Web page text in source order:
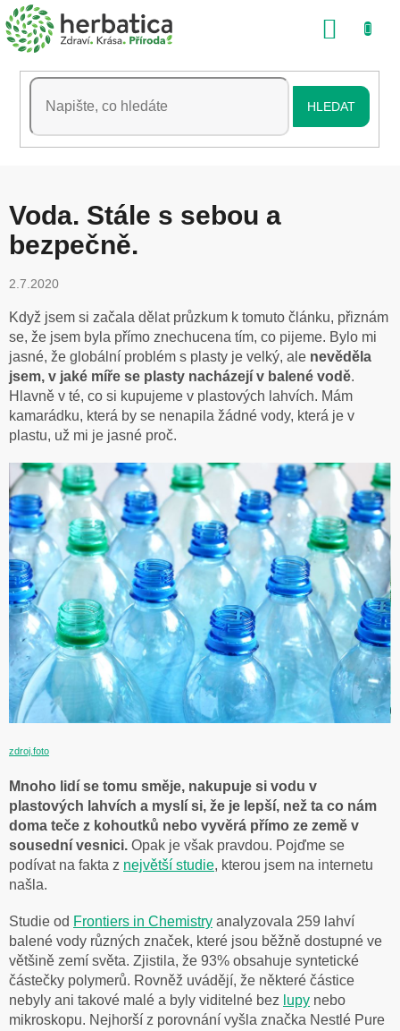
Přejít
na
obsah
HLEDAT
Voda. Stále s sebou a
bezpečně.
2.7.2020
Když jsem si začala dělat průzkum k tomuto článku, přiznám
se, že jsem byla přímo znechucena tím, co pijeme. Bylo mi
jasné, že globální problém s plasty je velký, ale nevěděla
jsem, v jaké míře se plasty nacházejí v balené vodě.
Hlavně v té, co si kupujeme v plastových lahvích. Mám
kamarádku, která by se nenapila žádné vody, která je v
plastu, už mi je jasné proč.
zdroj.foto
Mnoho lidí se tomu směje, nakupuje si vodu v
plastových lahvích a myslí si, že je lepší, než ta co nám
doma teče z kohoutků nebo vyvěrá přímo ze země v
sousední vesnici. Opak je však pravdou. Pojďme se
podívat na fakta z největší studie, kterou jsem na internetu
našla.
Studie od Frontiers in Chemistry analyzovala 259 lahví
balené vody různých značek, které jsou běžně dostupné ve
většině zemí světa. Zjistila, že 93% obsahuje syntetické
částečky polymerů. Rovněž uvádějí, že některé částice
nebyly ani takové malé a byly viditelné bez lupy nebo
mikroskopu. Nejhorší z porovnání vyšla značka Nestlé Pure